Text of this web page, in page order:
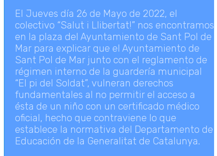
El Jueves día 26 de Mayo de 2022, el
colectivo “Salut i Llibertat!” nos encontramos
en la plaza del Ayuntamiento de Sant Pol de
Mar para explicar que el Ayuntamiento de
Sant Pol de Mar junto con el reglamento de
régimen interno de la guardería municipal
“El pi del Soldat”, vulneran derechos
fundamentales al no permitir el acceso a
ésta de un niño con un certificado médico
oficial, hecho que contraviene lo que
establece la normativa del Departamento de
Educación de la Generalitat de Catalunya.